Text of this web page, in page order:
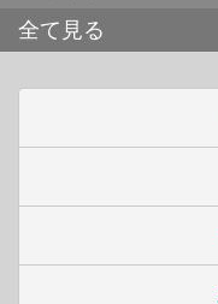
全て見る